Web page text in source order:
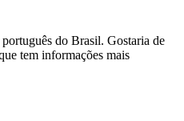
do Brasil. Gostaria de
tem informações mais